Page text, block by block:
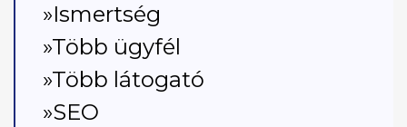
»Ismertség
»Több ügyfél
»Több látogató
»SEO